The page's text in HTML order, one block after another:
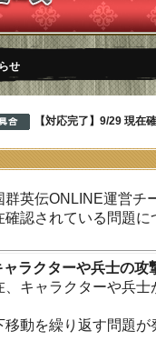
せ
【対応完了】9/29 現在
群英伝ONLINE運営チ
確認されている問題
ャラクターや兵士の攻
、キャラクターや兵
移動を繰り返す問題